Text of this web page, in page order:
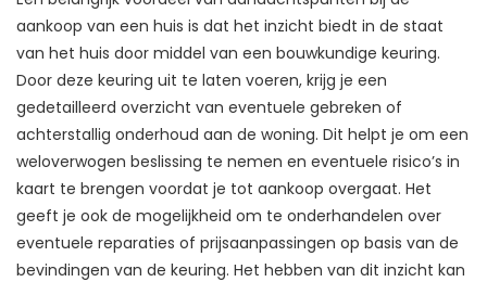
aankoop van een huis is dat het inzicht biedt in de staat
van het huis door middel van een bouwkundige keuring.
Door deze keuring uit te laten voeren, krijg je een
gedetailleerd overzicht van eventuele gebreken of
achterstallig onderhoud aan de woning. Dit helpt je om een
weloverwogen beslissing te nemen en eventuele risico’s in
kaart te brengen voordat je tot aankoop overgaat. Het
geeft je ook de mogelijkheid om te onderhandelen over
eventuele reparaties of prijsaanpassingen op basis van de
bevindingen van de keuring. Het hebben van dit inzicht kan